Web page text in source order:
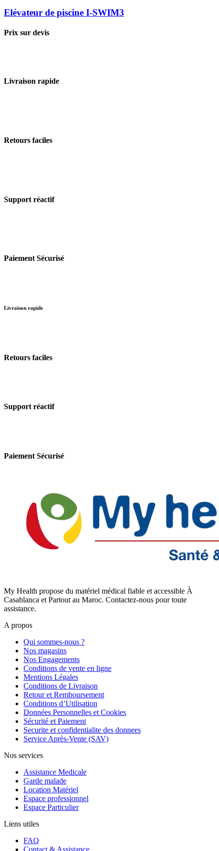
Elévateur de piscine I-SWIM3
Prix sur devis
Livraison rapide
Retours faciles
Support réactif
Paiement Sécurisé
Livraison rapide
Retours faciles
Support réactif
Paiement Sécurisé
My Health propose du matériel médical fiable et accessible À
Casablanca et Partout au Maroc. Contactez-nous pour toute
assistance.
A propos
Qui sommes-nous ?
Nos magasins
Nos Engagements
Conditions de vente en ligne
Mentions Légales
Conditions de Livraison
Retour et Remboursement
Conditions d’Utilisation
Données Personnelles et Cookies
Sécurité et Paiement
Securite et confidentialite des donnees
Service Après-Vente (SAV)
Nos services
Assistance Medicale
Garde malade
Location Matériel
Espace professionnel
Espace Particulier
Liens utiles
FAQ
Contact & Assistance